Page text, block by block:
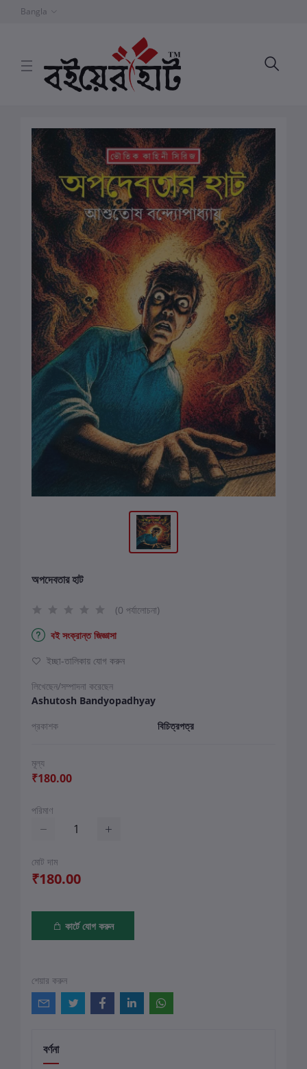
Bangla
অপদেবতার হাট
(0 পর্যালোচনা)
বই সংক্রান্ত জিজ্ঞাসা
ইচ্ছা-তালিকায় যোগ করুন
লিখেছেন/সম্পাদনা করেছেন
Ashutosh Bandyopadhyay
প্রকাশক
বিচিত্রপত্র
মূল্য
₹180.00
পরিমাণ
মোট দাম
₹180.00
কার্টে যোগ করুন
শেয়ার করুন
বর্ণনা